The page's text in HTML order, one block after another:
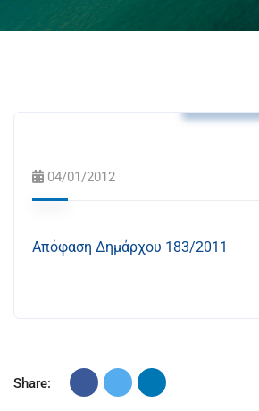
04/01/2012
Απόφαση Δημάρχου 183/2011
Share: